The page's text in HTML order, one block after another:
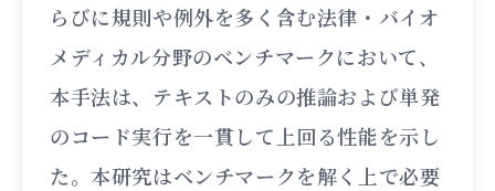
らびに規則や例外を多く含む法律・バイオ
メディカル分野のベンチマークにおいて、
本手法は、テキストのみの推論および単発
のコード実行を一貫して上回る性能を示し
た。本研究はベンチマークを解く上で必要